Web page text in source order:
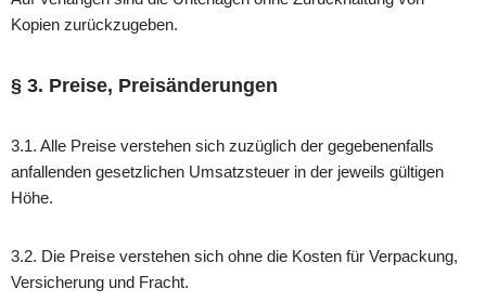
Kopien zurückzugeben.
§ 3. Preise, Preisänderungen
3.1. Alle Preise verstehen sich zuzüglich der gegebenenfalls
anfallenden gesetzlichen Umsatzsteuer in der jeweils gültigen
Höhe.
3.2. Die Preise verstehen sich ohne die Kosten für Verpackung,
Versicherung und Fracht.